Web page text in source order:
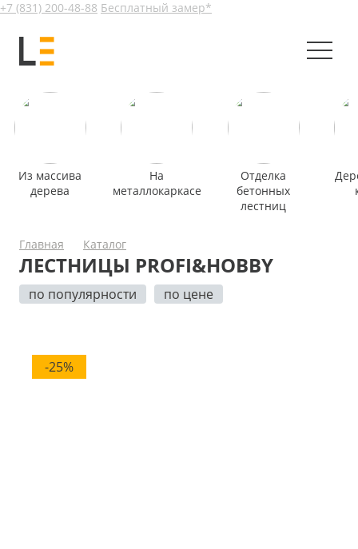
+7 (831) 200-48-88 Бесплатный замер*
Из массива
дерева
На
металлокаркасе
Отделка
бетонных
лестниц
Главная Каталог
ЛЕСТНИЦЫ PROFI&HOBBY
по популярности по цене
-25%